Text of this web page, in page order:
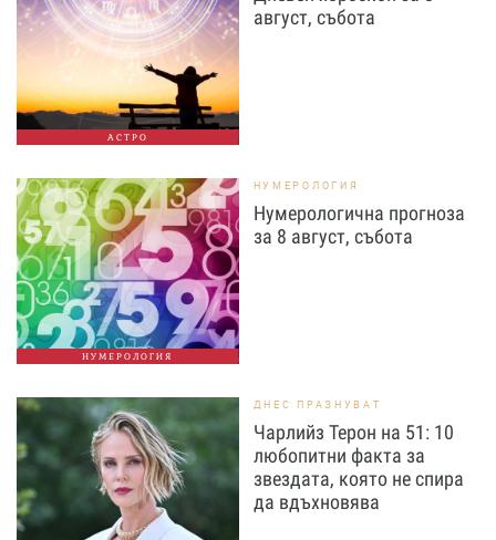
АСТРО
август, събота
НУМЕРОЛОГИЯ
НУМЕРОЛОГИЯ
Нумерологична прогноза
за 8 август, събота
ДНЕС ПРАЗНУВАТ
Чарлийз Терон на 51: 10
любопитни факта за
звездата, която не спира
да вдъхновява